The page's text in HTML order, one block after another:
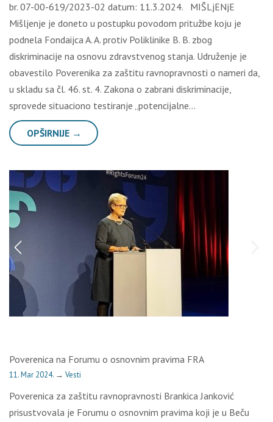
br. 07-00-619/2023-02 datum: 11.3.2024. MIŠLjENjE
Mišljenje je doneto u postupku povodom pritužbe koju je
podnela Fondaijca A. A. protiv Poliklinike B. B. zbog
diskriminacije na osnovu zdravstvenog stanja. Udruženje je
obavestilo Poverenika za zaštitu ravnopravnosti o nameri da,
u skladu sa čl. 46. st. 4. Zakona o zabrani diskriminacije,
sprovede situaciono testiranje „potencijalne…
OPŠIRNIJE →
Poverenica na Forumu o osnovnim pravima FRA
11. Mar 2024. → Vesti
Poverenica za zaštitu ravnopravnosti Brankica Janković
prisustvovala je Forumu o osnovnim pravima koji je u Beču